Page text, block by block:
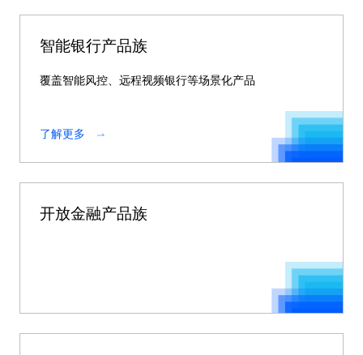
智能银行产品族
覆盖智能风控、远程视频银行等场景化产品
了解更多
开放金融产品族